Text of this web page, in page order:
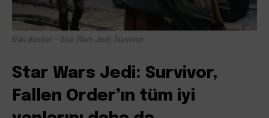
Eski dostlar – Star Wars Jedi: Survivor
Star Wars Jedi: Survivor,
Fallen Order’ın tüm iyi